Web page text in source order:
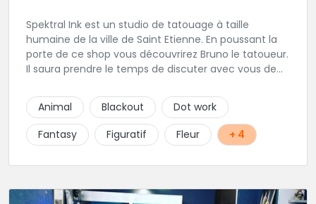
Spektral Ink est un studio de tatouage à taille
humaine de la ville de Saint Etienne. En poussant la
porte de ce shop vous découvrirez Bruno le tatoueur.
Il saura prendre le temps de discuter avec vous de
un message ou à l'appeler.
Animal Blackout
Dot work
Fantasy
Figuratif Fleur + 4